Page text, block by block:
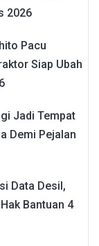
2026
Pacu
Siap Ubah
Jadi Tempat
Demi Pejalan
Data Desil,
Bantuan 4